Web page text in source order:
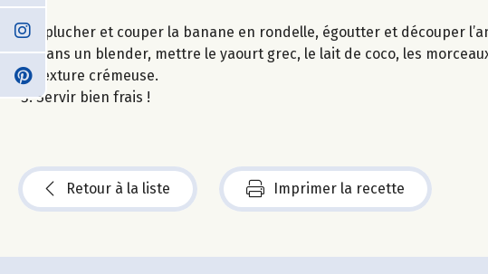
Éplucher et couper la banane en rondelle, égoutter et découper
Dans un blender, mettre le yaourt grec, le lait de coco, les
texture crémeuse.
Servir bien frais !
Retour à la liste Imprimer la recette